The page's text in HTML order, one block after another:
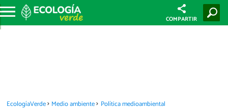
COMPARTIR
EcologíaVerde Medio ambiente Política medioambiental